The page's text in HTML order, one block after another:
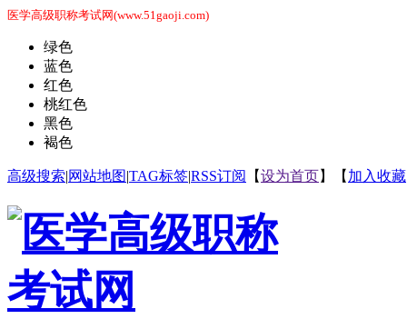
医学高级职称考试网(www.51gaoji.com)
绿色
蓝色
红色
桃红色
黑色
褐色
高级搜索|网站地图|TAG标签|RSS订阅 【设为首页】【 加入收藏